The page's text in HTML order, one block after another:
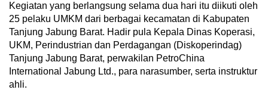
Kegiatan yang berlangsung selama dua hari itu diikuti oleh
25 pelaku UMKM dari berbagai kecamatan di Kabupaten
Tanjung Jabung Barat. Hadir pula Kepala Dinas Koperasi,
UKM, Perindustrian dan Perdagangan (Diskoperindag)
Tanjung Jabung Barat, perwakilan PetroChina
International Jabung Ltd., para narasumber, serta instruktur
ahli.